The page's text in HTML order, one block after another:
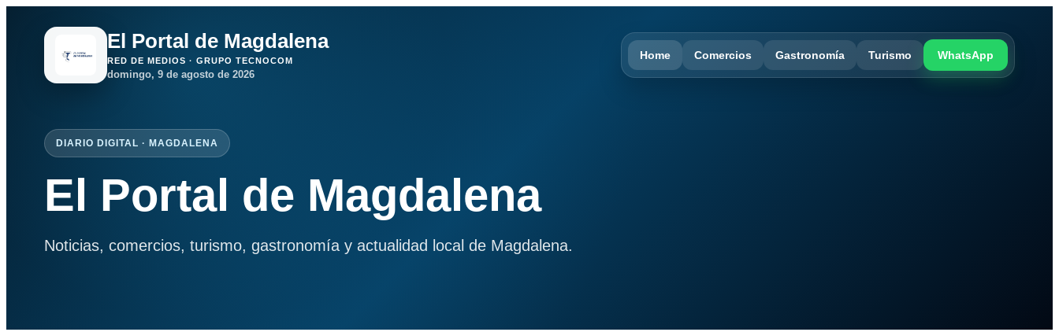
El Portal de Magdalena
RED DE MEDIOS · GRUPO TECNOCOM
domingo, 9 de agosto de 2026
Home Comercios Gastronomía Turismo WhatsApp
DIARIO DIGITAL · MAGDALENA
El Portal de Magdalena
Noticias, comercios, turismo, gastronomía y actualidad local de Magdalena.